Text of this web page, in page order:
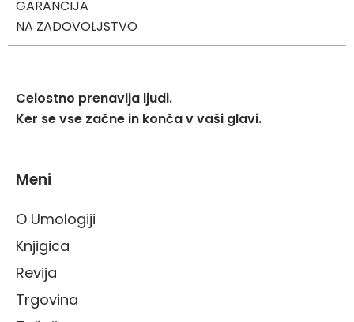
GARANCIJA
NA ZADOVOLJSTVO
Celostno prenavlja ljudi.
Ker se vse začne in konča v vaši glavi.
Meni
O Umologiji
Knjigica
Revija
Trgovina